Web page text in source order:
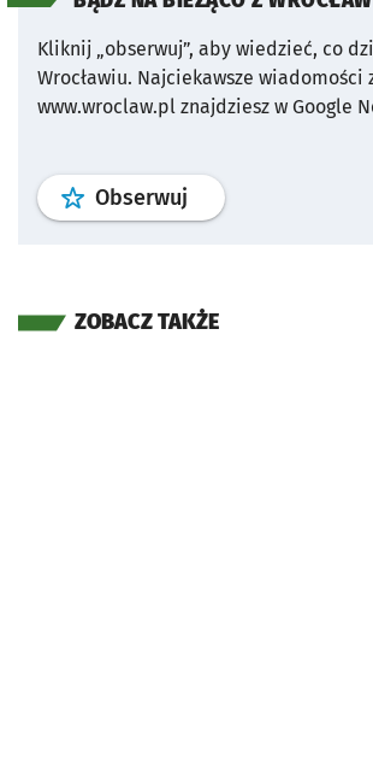
Kliknij „obserwuj”, aby wiedzieć, co
Wrocławiu. Najciekawsze wiadomości
www.wroclaw.pl znajdziesz w Google
Obserwuj profil
ZOBACZ TAKŻE